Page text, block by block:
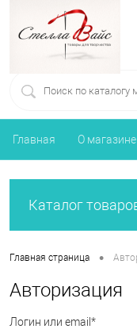
Главная О магазине
Каталог
Главная страница •
Авторизация
Логин или email*